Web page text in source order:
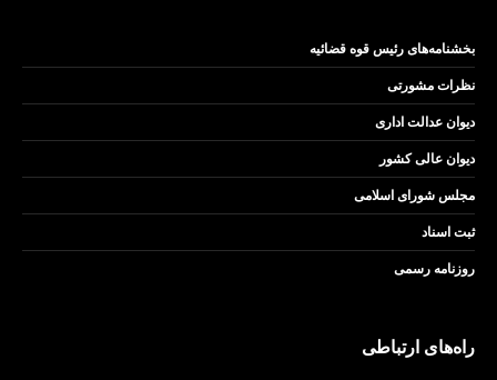
بخشنامه‌های رئیس قوه قضائیه
نظرات مشورتی
دیوان عدالت اداری
دیوان عالی کشور
مجلس شورای اسلامی
ثبت اسناد
روزنامه رسمی
راه‌های ارتباطی